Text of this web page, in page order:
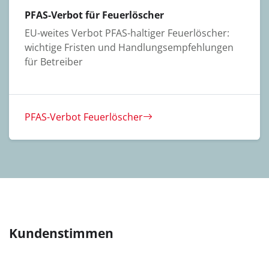
PFAS-Verbot für Feuerlöscher
EU-weites Verbot PFAS-haltiger Feuerlöscher:
wichtige Fristen und Handlungsempfehlungen
für Betreiber
PFAS-Verbot Feuerlöscher
Kundenstimmen